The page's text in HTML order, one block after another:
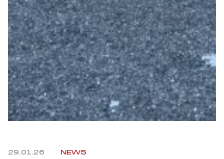
Party
Outlet
Caffè Boasi x Genoa
Helan x Genoa
Gift Card Online Store
29.01.26 NEWS